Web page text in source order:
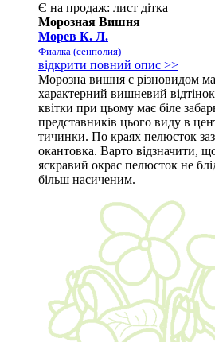
Є на продаж: лист дітка
Морозная Вишня
Морев К. Л.
Фиалка (сенполия)
відкрити повний опис >>
Морозна вишня є різновидом
характерний вишневий відтінок
квітки при цьому має біле
представників цього виду в
тичинки. По краях пелюсток
окантовка. Варто відзначити,
яскравий окрас пелюсток не
більш насиченим.